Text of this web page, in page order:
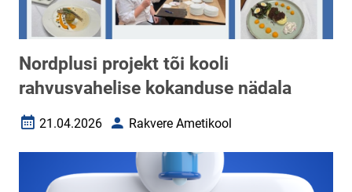
Nordplusi projekt tõi kooli
rahvusvahelise kokanduse nädala
Loomise kuupäev
21.04.2026 AutorRakvere Ametikool